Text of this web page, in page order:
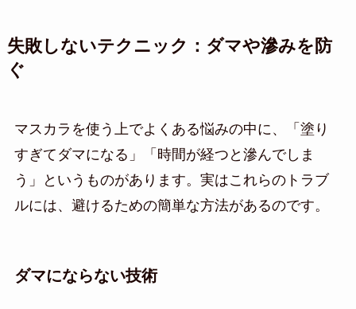
失敗しないテクニック：ダマや滲みを防
ぐ
マスカラを使う上でよくある悩みの中に、「塗り
すぎてダマになる」「時間が経つと滲んでしま
う」というものがあります。実はこれらのトラブ
ルには、避けるための簡単な方法があるのです。
ダマにならない技術